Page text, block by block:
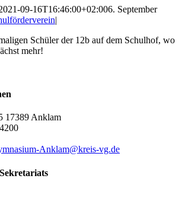
09-16T16:46:00+02:006. September
|
Schüler der 12b auf dem Schulhof, wo
mehr!
17389 Anklam
Anklam@kreis-vg.de